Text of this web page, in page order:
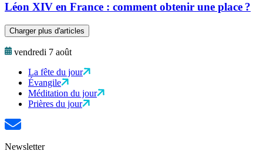
Léon XIV en France : comment obtenir une place ?
Charger plus d'articles
vendredi 7 août
La fête du jour
Évangile
Méditation du jour
Prières du jour
Newsletter